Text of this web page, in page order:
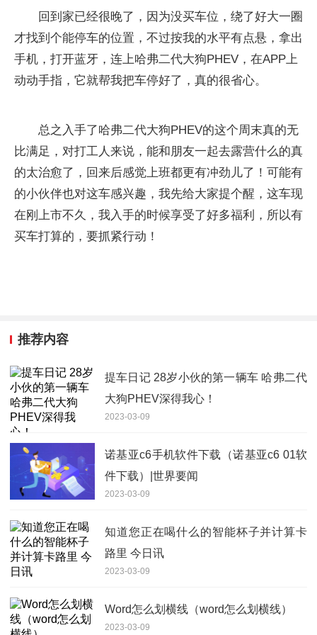
回到家已经很晚了，因为没买车位，绕了好大一圈
才找到个能停车的位置，不过按我的水平有点悬，拿出
手机，打开蓝牙，连上哈弗二代大狗PHEV，在APP上
动动手指，它就帮我把车停好了，真的很省心。
总之入手了哈弗二代大狗PHEV的这个周末真的无
比满足，对打工人来说，能和朋友一起去露营什么的真
的太治愈了，回来后感觉上班都更有冲劲儿了！可能有
的小伙伴也对这车感兴趣，我先给大家提个醒，这车现
在刚上市不久，我入手的时候享受了好多福利，所以有
买车打算的，要抓紧行动！
推荐内容
提车日记 28岁小伙的第一辆车 哈弗二代
大狗PHEV深得我心！
2023-03-09
诺基亚c6手机软件下载（诺基亚c6 01软
件下载）|世界要闻
2023-03-09
知道您正在喝什么的智能杯子并计算卡
路里 今日讯
2023-03-09
Word怎么划横线（word怎么划横线）
2023-03-09